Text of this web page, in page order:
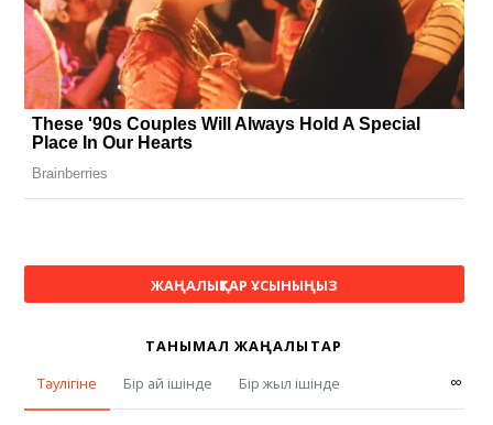
ЖАҢАЛЫҚТАР ҰСЫНЫҢЫЗ
ТАНЫМАЛ ЖАҢАЛЫҚТАР
Тәулігіне
Бір ай ішінде Бір жыл ішінде ∞